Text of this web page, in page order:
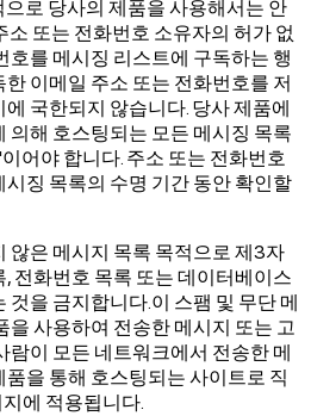
로 당사의 제품을 사용해서는 안
소 또는 전화번호 소유자의 허가 없
호를 메시징 리스트에 구독하는 행
이메일 주소 또는 전화번호를 저
국한되지 않습니다. 당사 제품에
의해 호스팅되는 모든 메시징 목록
어야 합니다. 주소 또는 전화번호
징 목록의 수명 기간 동안 확인할
않은 메시지 목록 목적으로 제3자
전화번호 목록 또는 데이터베이스
을 금지합니다.이 스팸 및 무단 메
을 사용하여 전송한 메시지 또는 고
람이 모든 네트워크에서 전송한 메
을 통해 호스팅되는 사이트로 직
에 적용됩니다.